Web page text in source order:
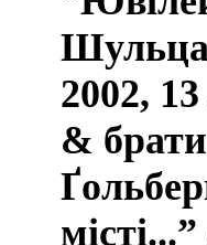
Шульца
2002,
&